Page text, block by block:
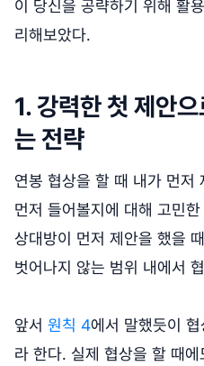
이 당신을 공략하기 위해 활
리해보았다.
1. 강력한 첫 제안
는 전략
연봉 협상을 할 때 내가 먼저
먼저 들어볼지에 대해 고민
상대방이 먼저 제안을 했을
벗어나지 않는 범위 내에서
앞서 원칙 4에서 말했듯이
라 한다. 실제 협상을 할 때